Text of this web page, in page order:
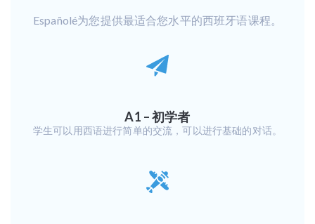
Españolé为您提供最适合您水平的西班牙语课程。
A1 – 初学者
学生可以用西语进行简单的交流，可以进行基础的对话。